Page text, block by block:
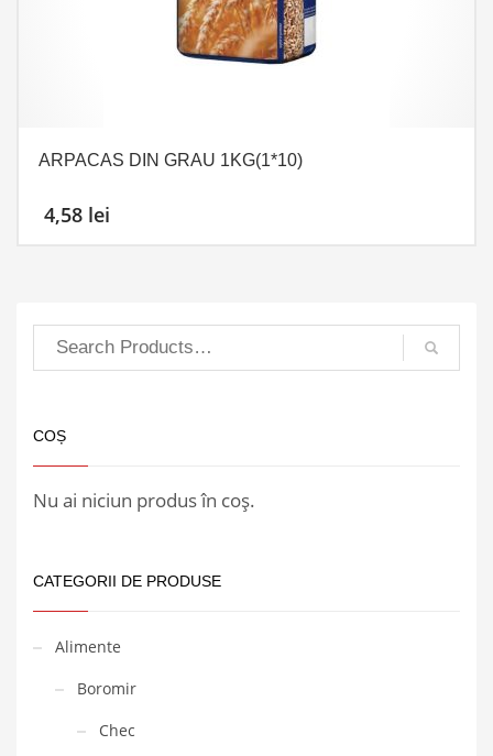
ARPACAS DIN GRAU 1KG(1*10)
4,58 lei
COȘ
Nu ai niciun produs în coș.
CATEGORII DE PRODUSE
Alimente
Boromir
Chec